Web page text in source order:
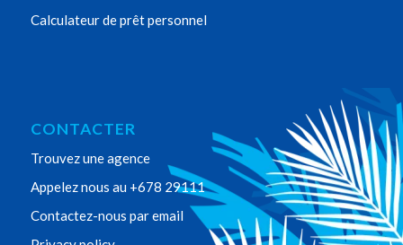
Calculateur de prêt personnel
CONTACTER
Trouvez une agence
Appelez nous au +678 29111
Contactez-nous par email